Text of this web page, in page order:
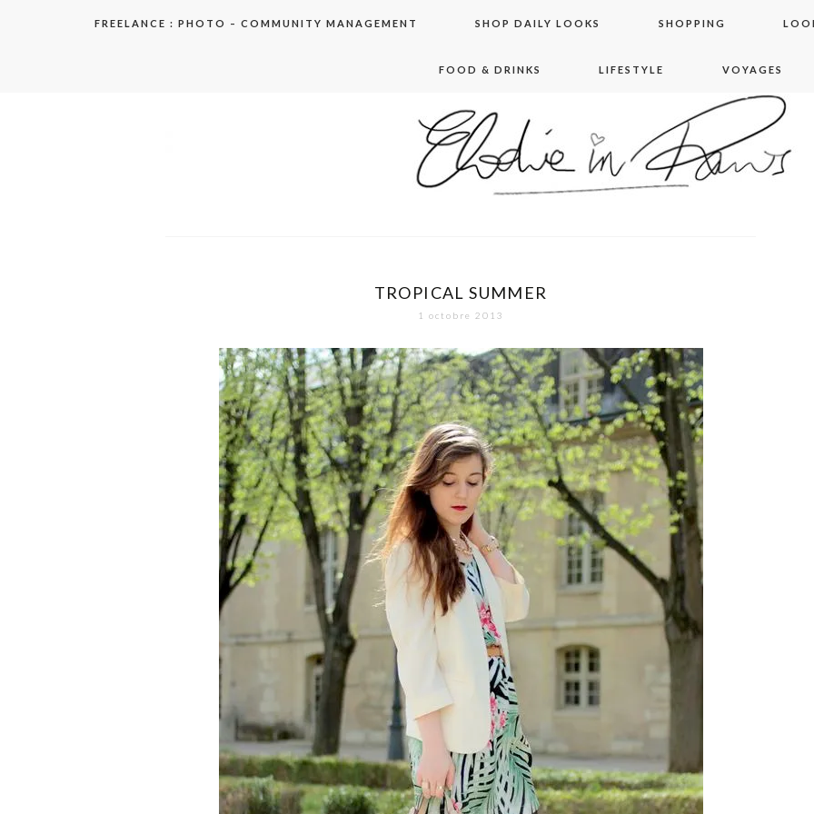
FREELANCE : PHOTO – COMMUNITY MANAGEMENT SHOP DAILY LOOKS SHOPPING
FOOD & DRINKS LIFESTYLE VOYAGES
elodie in paris
TROPICAL SUMMER
1 octobre 2013